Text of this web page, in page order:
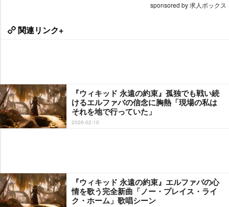
sponsored by 求人ボックス
関連リンク+
『ウィキッド 永遠の約束』孤独でも戦い続
けるエルファバの信念に胸熱「現場の私は
それを地で行っていた」
2026-02-10
『ウィキッド 永遠の約束』エルファバの心
情を歌う完全新曲「ノー・プレイス・ライ
ク・ホーム」歌唱シーン